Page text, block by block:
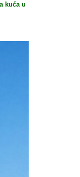
kuća u